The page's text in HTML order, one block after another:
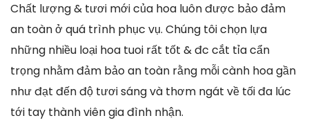
Chất lượng & tươi mới của hoa luôn được bảo đảm
an toàn ở quá trình phục vụ. Chúng tôi chọn lựa
những nhiều loại hoa tuoi rất tốt & đc cắt tỉa cẩn
trọng nhằm đảm bảo an toàn rằng mỗi cành hoa gần
như đạt đến độ tươi sáng và thơm ngát về tối đa lúc
tới tay thành viên gia đình nhận.